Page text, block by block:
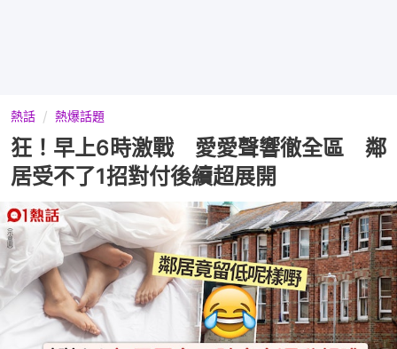
熱話 熱爆話題
狂！早上6時激戰 愛愛聲響徹全區 鄰
居受不了1招對付後續超展開